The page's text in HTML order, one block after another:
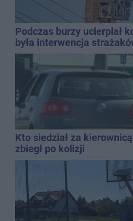
Podczas burzy ucierpiał
była interwencja
Kto siedział za
zbiegł po kolizji